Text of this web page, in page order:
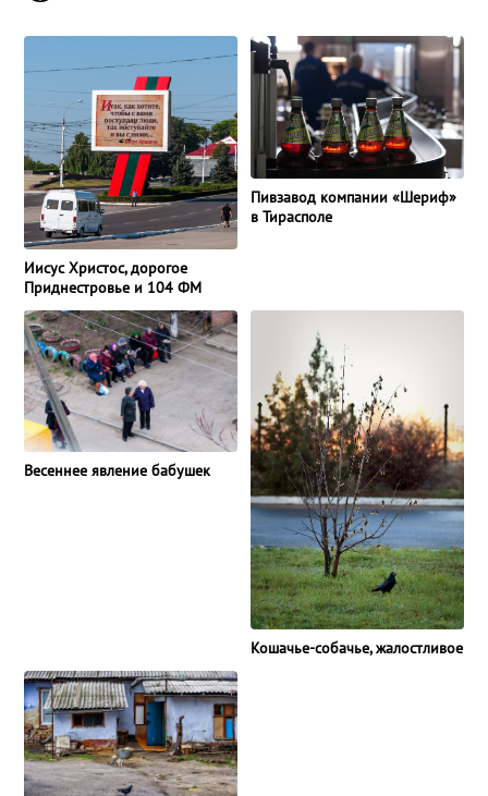
Иисус Христос, дорогое
Приднестровье и 104 ФМ
Пивзавод компании «Шериф»
в Тирасполе
Весеннее явление бабушек
Кошачье-собачье, жалостливое